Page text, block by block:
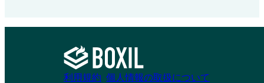
利用規約 個人情報の取扱について